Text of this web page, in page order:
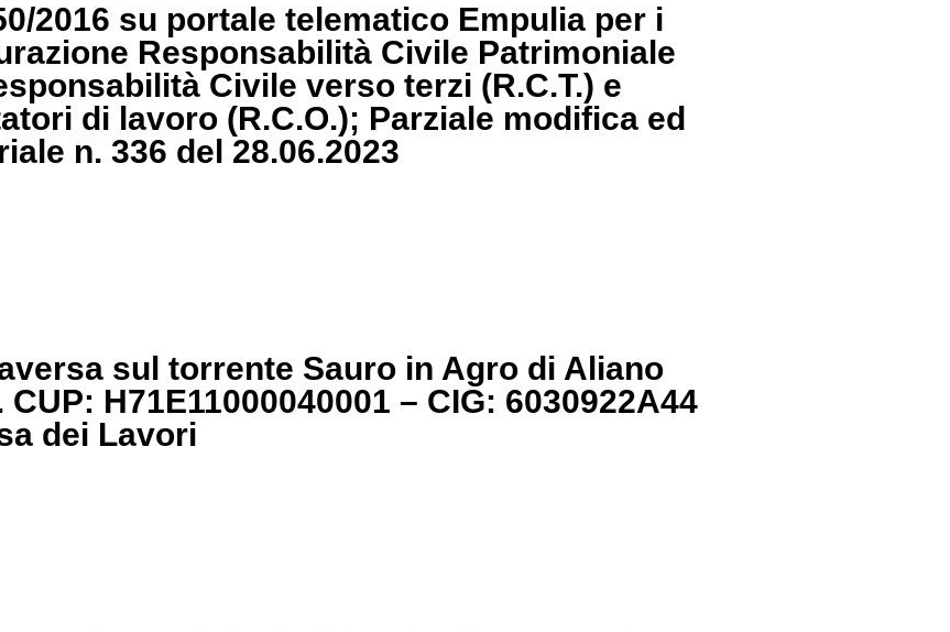
2016 su portale telematico Empulia per i
Responsabilità Civile Patrimoniale
Civile verso terzi (R.C.T.) e
di lavoro (R.C.O.); Parziale modifica ed
n. 336 del 28.06.2023
sul torrente Sauro in Agro di Aliano
H71E11000040001 – CIG: 6030922A44
dei Lavori